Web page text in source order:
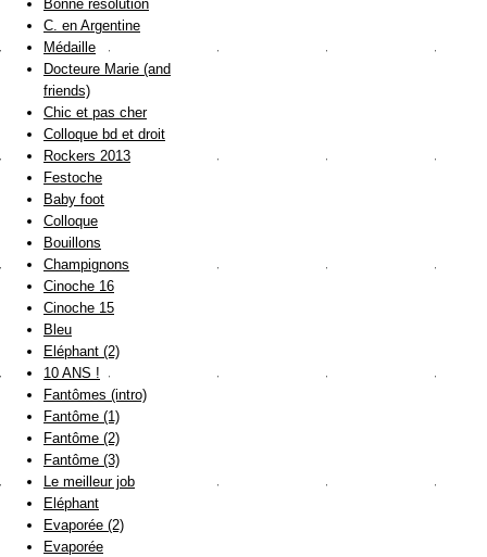
Bonne résolution
C. en Argentine
Médaille
Docteure Marie (and
friends)
Chic et pas cher
Colloque bd et droit
Rockers 2013
Festoche
Baby foot
Colloque
Bouillons
Champignons
Cinoche 16
Cinoche 15
Bleu
Eléphant (2)
10 ANS !
Fantômes (intro)
Fantôme (1)
Fantôme (2)
Fantôme (3)
Le meilleur job
Eléphant
Evaporée (2)
Evaporée